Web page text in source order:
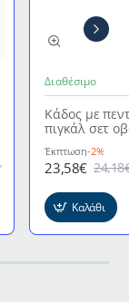
Διαθέσιμο
Κάδος με
πιγκάλ σετ
Έκπτωση-2%
23,58€
Καλάθι